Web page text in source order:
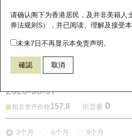
请确认阁下为香港居民，及并非美籍人
券法规则S），并已阅读、理解及接受
未来7日不再显示本免责声明。
確認 取消
表现 街货统计 比较
68673 瑞银牛证 9992 泡
2026-08-07
相关资产价格157.8 街货量 0
3个月 6个月 9个月
新发行瑞银认股证
即将到期认股证
认股证到期结算价查找
认股证分析仪
比较
牛熊证搜寻
牛熊证街货分布图
正股牛熊证列表
新发行瑞银牛熊证
比较
十大认股证成交分布
十天股证占大市成交
资金流
街货统计
二十大活跃股份
恒指成份股
国指成份股
科指成份股
显示所有持股比重
轮证专栏
讲座及教育短片
认股证投资者教育
牛熊证投资者教育